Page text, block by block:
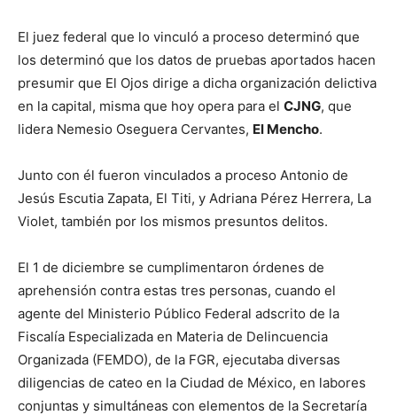
El juez federal que lo vinculó a proceso determinó que
los determinó que los datos de pruebas aportados hacen
presumir que El Ojos dirige a dicha organización delictiva
en la capital, misma que hoy opera para el CJNG, que
lidera Nemesio Oseguera Cervantes, El Mencho.
Junto con él fueron vinculados a proceso Antonio de
Jesús Escutia Zapata, El Titi, y Adriana Pérez Herrera, La
Violet, también por los mismos presuntos delitos.
El 1 de diciembre se cumplimentaron órdenes de
aprehensión contra estas tres personas, cuando el
agente del Ministerio Público Federal adscrito de la
Fiscalía Especializada en Materia de Delincuencia
Organizada (FEMDO), de la FGR, ejecutaba diversas
diligencias de cateo en la Ciudad de México, en labores
conjuntas y simultáneas con elementos de la Secretaría